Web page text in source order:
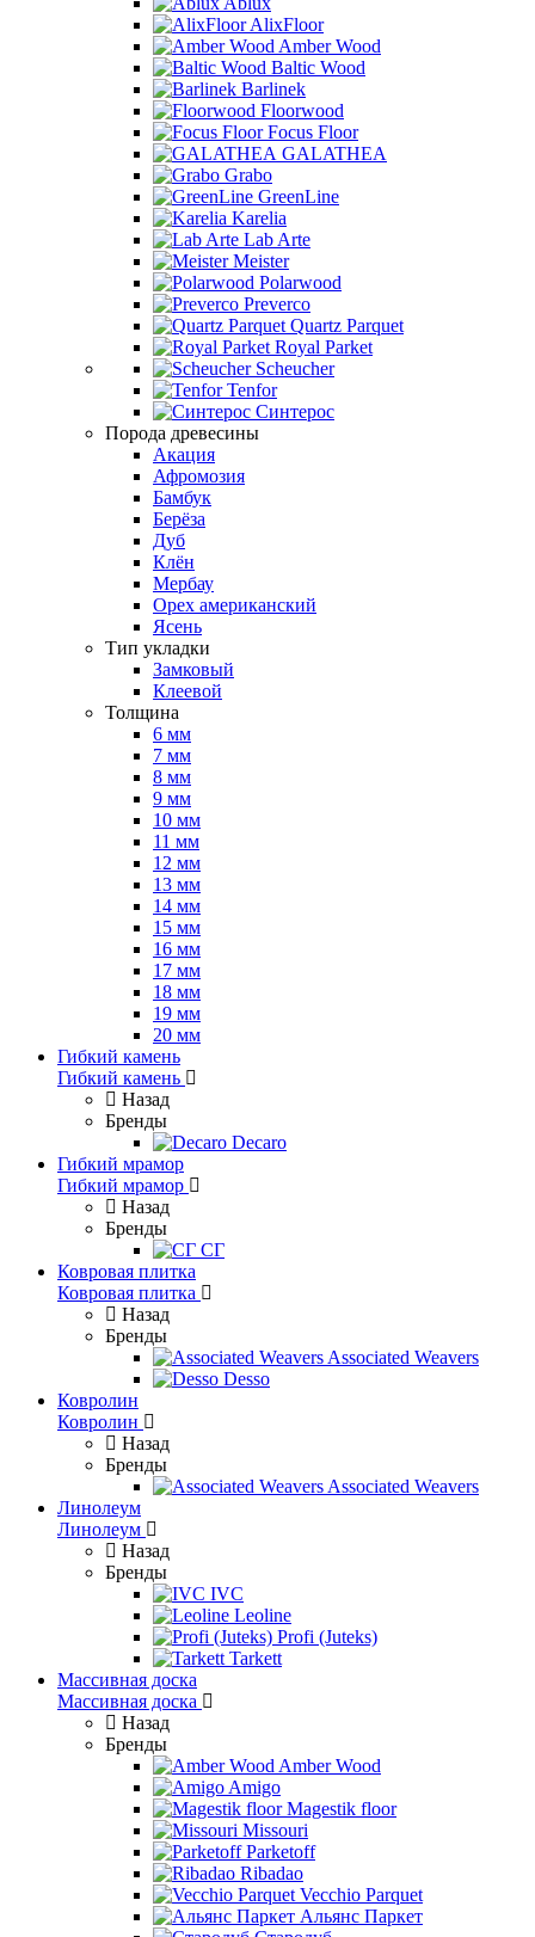
AlixFloor
Amber Wood
Baltic Wood
Barlinek
Floorwood
Focus Floor
GALATHEA
Grabo
GreenLine
Karelia
Lab Arte
Meister
Polarwood
Preverco
Quartz Parquet
Royal Parket
Scheucher
Tenfor
Синтерос
Порода древесины
Акация
Афромозия
Бамбук
Берёза
Дуб
Клён
Мербау
Орех американский
Ясень
Тип укладки
Замковый
Клеевой
Толщина
6 мм
7 мм
8 мм
9 мм
10 мм
11 мм
12 мм
13 мм
14 мм
15 мм
16 мм
17 мм
18 мм
19 мм
20 мм
Гибкий камень
Гибкий камень
Назад
Бренды
Decaro
Гибкий мрамор
Гибкий мрамор
Назад
Бренды
СГ
Ковровая плитка
Ковровая плитка
Назад
Бренды
Associated Weavers
Desso
Ковролин
Ковролин
Назад
Бренды
Associated Weavers
Линолеум
Линолеум
Назад
Бренды
IVC
Leoline
Profi (Juteks)
Tarkett
Массивная доска
Массивная доска
Назад
Бренды
Amber Wood
Amigo
Magestik floor
Missouri
Parketoff
Ribadao
Vecchio Parquet
Альянс Паркет